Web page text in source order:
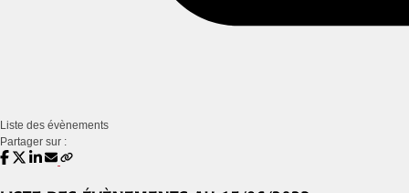
Liste des évènements
Partager sur :